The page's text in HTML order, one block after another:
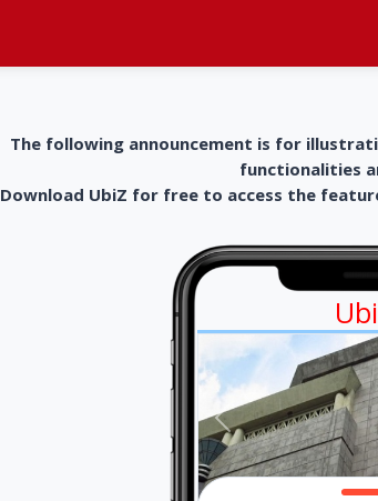
The following announcement is for
functionalities
Download UbiZ for free to access the